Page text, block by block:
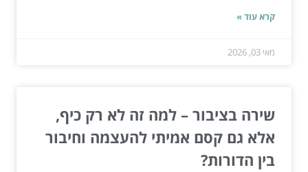
קרא עוד »
מאי 03, 2026
שירה בציבור – למה זה לא רק כיף,
אלא גם קסם אמיתי להעצמה וחיבור
בין הדורות?